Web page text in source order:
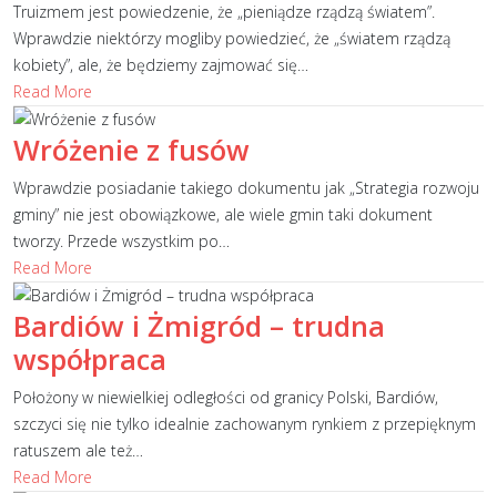
Truizmem jest powiedzenie, że „pieniądze rządzą światem”.
Wprawdzie niektórzy mogliby powiedzieć, że „światem rządzą
kobiety”, ale, że będziemy zajmować się…
Read More
Wróżenie z fusów
Wprawdzie posiadanie takiego dokumentu jak „Strategia rozwoju
gminy” nie jest obowiązkowe, ale wiele gmin taki dokument
tworzy. Przede wszystkim po…
Read More
Bardiów i Żmigród – trudna
współpraca
Położony w niewielkiej odległości od granicy Polski, Bardiów,
szczyci się nie tylko idealnie zachowanym rynkiem z przepięknym
ratuszem ale też…
Read More